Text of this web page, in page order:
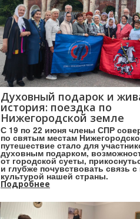
Духовный подарок и
история: поездка по
Нижегородской земле
С 19 по 22 июня члены СПР
по святым местам
путешествие стало для
духовным подарком,
от городской суеты,
и глубже почувствовать связь с
культурой нашей страны.
Подробнее